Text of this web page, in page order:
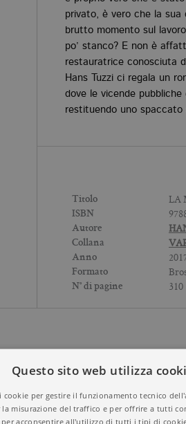
privato, è vero che la sua
brutto momento sul
po’ stanco? E non è
restauratrice conosciuta
Hans Tuzzi ci regala un
dove le vicende
restituendo uno
Titolo LA
ISBN
Autore
Collana
Anno
Formato
N° di pagine 310
Questo sito web utilizza
per gestire il funzionamento tecnico
la misurazione del traffico e per offrire a tutti
per acconsentire all'utilizzo di tutti i tipi di